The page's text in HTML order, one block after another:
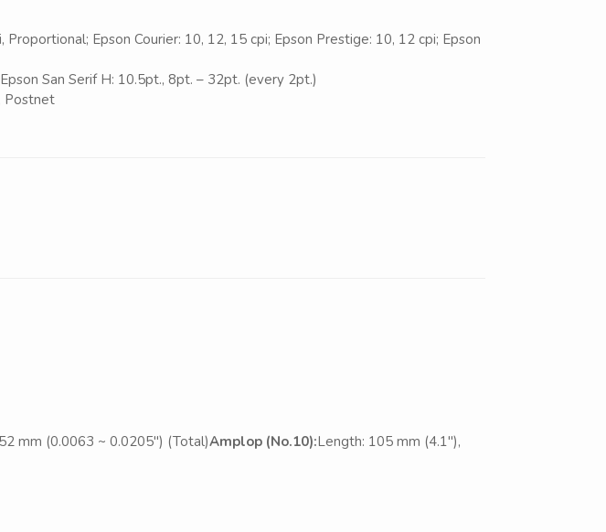
Epson Courier: 10, 12, 15 cpi; Epson Prestige: 10, 12 cpi; Epson
San Serif H: 10.5pt., 8pt. – 32pt. (every 2pt.)
Postnet
mm (0.0063 ~ 0.0205″) (Total)Amplop (No.10):Length: 105 mm (4.1″),